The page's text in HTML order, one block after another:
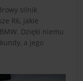
silnik
R6, jakie
Dzięki niemu
a jego